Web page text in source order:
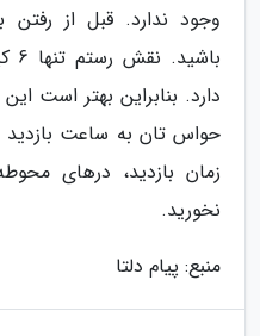
وجود ندارد. قبل از رفتن
دارد. بنابراین بهتر است
حواس تان به ساعت بازدید
زمان بازدید، درهای
نخورید.
منبع: پیام دلتا